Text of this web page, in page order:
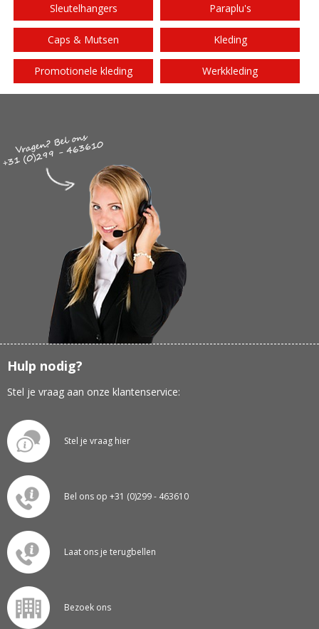
Sleutelhangers Paraplu's
Caps & Mutsen Kleding
Promotionele kleding Werkkleding
Hulp nodig?
Stel je vraag aan onze klantenservice:
Stel je vraag hier
Bel ons op +31 (0)299 - 463610
Laat ons je terugbellen
Bezoek ons